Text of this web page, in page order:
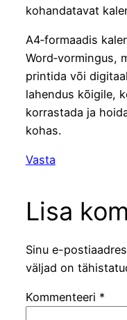
kohandatavat
A4‑formaadis
Word‑vormingus,
printida või
lahendus kõigile,
korrastada ja
kohas.
Vasta
Lisa
Sinu e-
väljad on
Kommenteeri *